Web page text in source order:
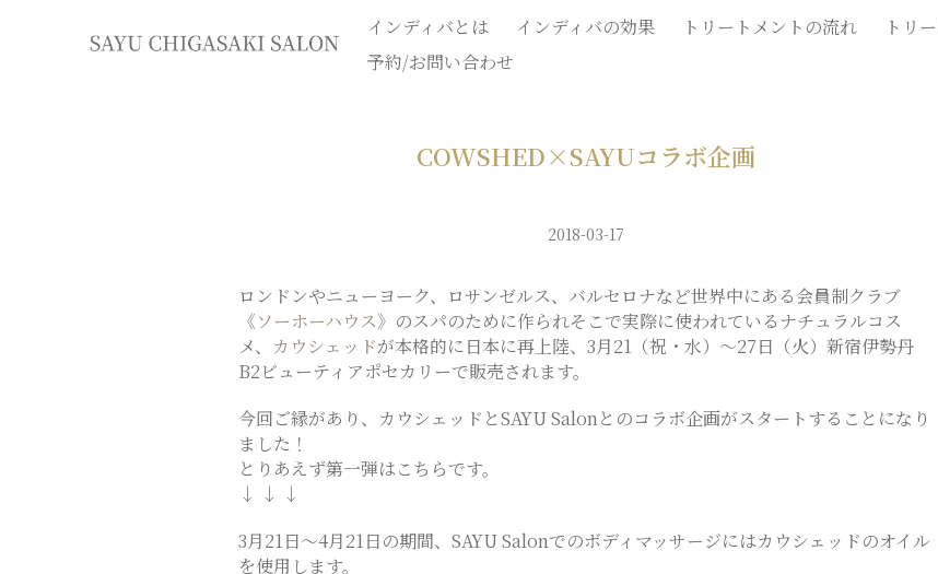
イ
インディバとは インディバの効果 トリートメントの流れ トリ
予約/お問い合わせ
COWSHED×SAYUコラボ企画
2018-03-17
ロンドンやニューヨーク、ロサンゼルス、バルセロナなど世界中にある会員制クラブ
《ソーホーハウス》のスパのために作られそこで実際に使われているナチュラルコス
メ、 カウシェッドが本格的に日本に再上陸、3月21（祝・水）〜27日（火）新宿伊勢丹
B2ビューティアポセカリーで販売されます。
今回ご縁があり、カウシェッドとSAYU Salonとのコラボ企画がスタートすることになり
ました！
とりあえず第一弾はこちらです。
↓ ↓ ↓
3月21日〜4月21日の期間、SAYU Salonでのボディマッサージにはカウシェッドのオイル
を使用します。